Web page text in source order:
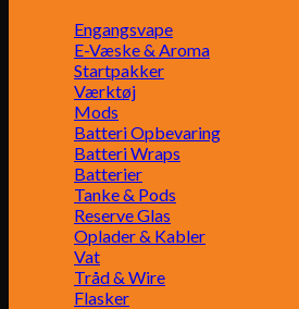
Engangsvape
E-Væske & Aroma
Startpakker
Værktøj
Mods
Batteri Opbevaring
Batteri Wraps
Batterier
Tanke & Pods
Reserve Glas
Oplader & Kabler
Vat
Tråd & Wire
Flasker